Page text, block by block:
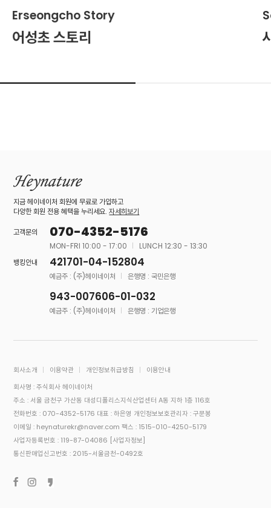
Erseongcho Story
어성초 스토리
지금 헤이네이처 회원에 무료로 가입하고
다양한 회원 전용 혜택을 누리세요.자세히보기
고객문의
070-4352-5176
MON-FRI 10:00 - 17:00
LUNCH 12:30 - 13:30
뱅킹안내
421701-04-152804
예금주 : (주)헤이네이처 은행명 : 국민은행
943-007606-01-032
예금주 : (주)헤이네이처 은행명 : 기업은행
회사소개 이용약관 개인정보취급방침
이용안내
회사명 : 주식회사 헤이네이처
주소 : 서울 금천구 가산동 대성디폴리스지식산업센터 A동 지하 1층 116호
전화번호 : 070-4352-5176 대표 : 하은영 개인정보보호관리자 : 구문봉
이메일 : heynaturekr@naver.com 팩스 : 1515-010-4250-5179
사업자등록번호 : 119-87-04086 [사업자정보]
통신판매업신고번호 : 2015-서울금천-0492호